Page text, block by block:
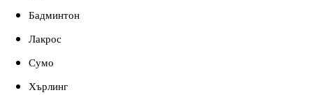
Бадминтон
Лакрос
Сумо
Хърлинг